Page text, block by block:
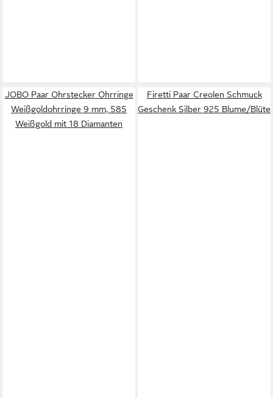
JOBO Paar Ohrstecker Ohrringe
Weißgoldohrringe 9 mm, 585
Weißgold mit 18 Diamanten
Firetti Paar Creolen Schmuck
Geschenk Silber 925 Blume/Blüte